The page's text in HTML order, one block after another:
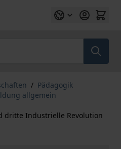
/ Pädagogik
allgemein
dritte Industrielle Revolution